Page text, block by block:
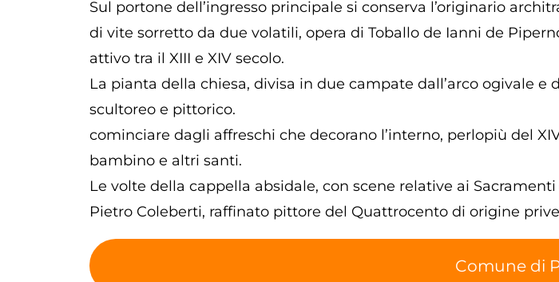
Sul portone dell’ingresso principale si conserva l’originario
di vite sorretto da due volatili, opera di Toballo de Ianni de
attivo tra il XIII e XIV secolo.
La pianta della chiesa, divisa in due campate dall’arco ogivale
scultoreo e pittorico.
cominciare dagli affreschi che decorano l’interno, perlopiù del
bambino e altri santi.
Le volte della cappella absidale, con scene relative ai
Pietro Coleberti, raffinato pittore del Quattrocento di origine
Comune di